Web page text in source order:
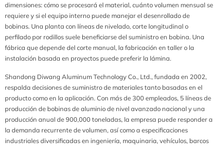
dimensiones: cómo se procesará el material, cuánto volumen mensual se
requiere y si el equipo interno puede manejar el desenrollado de
bobinas. Una planta con líneas de nivelado, corte longitudinal o
perfilado por rodillos suele beneficiarse del suministro en bobina. Una
fábrica que depende del corte manual, la fabricación en taller o la
instalación basada en proyectos puede preferir la lámina.
Shandong Diwang Aluminum Technology Co., Ltd., fundada en 2002,
respalda decisiones de suministro de materiales tanto basadas en el
producto como en la aplicación. Con más de 300 empleados, 5 líneas de
producción de bobinas de aluminio de nivel avanzado nacional y una
producción anual de 900,000 toneladas, la empresa puede responder a
la demanda recurrente de volumen, así como a especificaciones
industriales diversificadas en ingeniería, maquinaria, vehículos, barcos